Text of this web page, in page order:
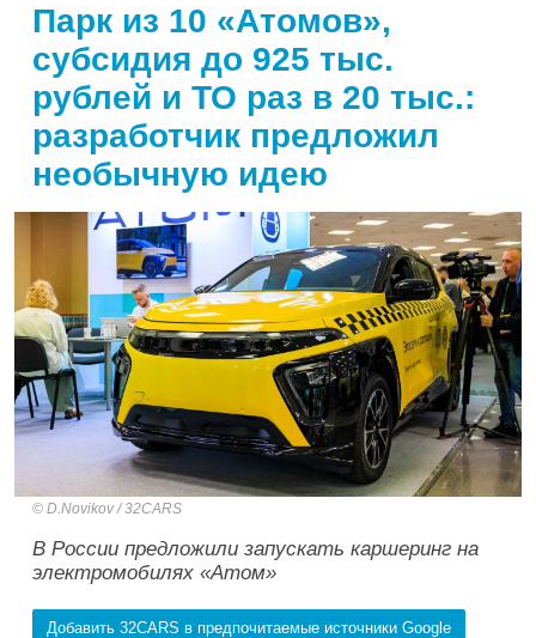
Парк из 10 «Атомов»,
субсидия до 925 тыс.
рублей и ТО раз в 20 тыс.:
разработчик предложил
необычную идею
D.Novikov / 32CARS
В России предложили запускать каршеринг на
электромобилях «Атом»
Добавить 32CARS в предпочитаемые источники Google